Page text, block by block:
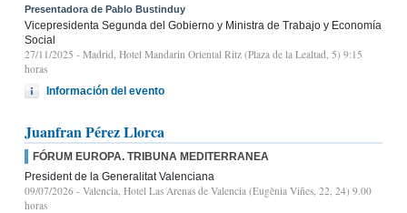
Presentadora de Pablo Bustinduy
Vicepresidenta Segunda del Gobierno y Ministra de Trabajo y Economía
Social
27/11/2025 - Madrid, Hotel Mandarin Oriental Ritz (Plaza de la Lealtad, 5) 9:15
horas
Información del evento
Juanfran Pérez Llorca
FÓRUM EUROPA. TRIBUNA MEDITERRANEA
President de la Generalitat Valenciana
09/07/2026 - Valencia, Hotel Las Arenas de Valencia (Eugènia Viñes, 22, 24) 9.00
horas